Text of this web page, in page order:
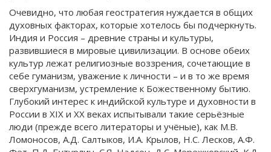
Очевидно, что любая геостратегия нуждается в общих
духовных факторах, которые хотелось бы подчеркнуть.
Индия и Россия – древние страны и культуры,
развившиеся в мировые цивилизации. В основе обеих
культур лежат религиозные воззрения, сочетающие в
себе гуманизм, уважение к личности – и в то же время
сверхгуманизм, устремление к Божественному бытию.
Глубокий интерес к индийской культуре и духовности в
России в XIX и XX веках испытывали такие серьёзные
люди (прежде всего литераторы и учёные), как М.В.
Ломоносов, А.Д. Салтыков, И.А. Крылов, Н.С. Лесков, А.Ф.